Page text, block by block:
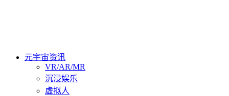
元宇宙资讯
VR/AR/MR
沉浸娱乐
虚拟人